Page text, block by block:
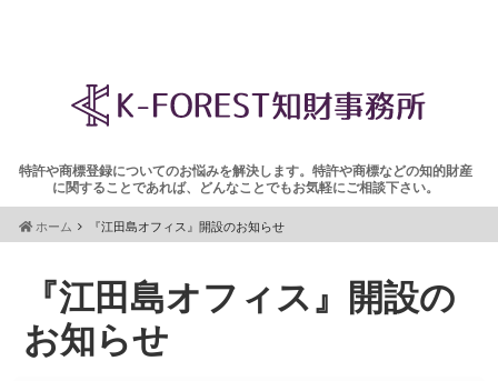
特許や商標登録についてのお悩みを解決します。特許や商標などの知的財産
に関することであれば、どんなことでもお気軽にご相談下さい。
ホーム 『江田島オフィス』開設のお知らせ
『江田島オフィス』開設の
お知らせ